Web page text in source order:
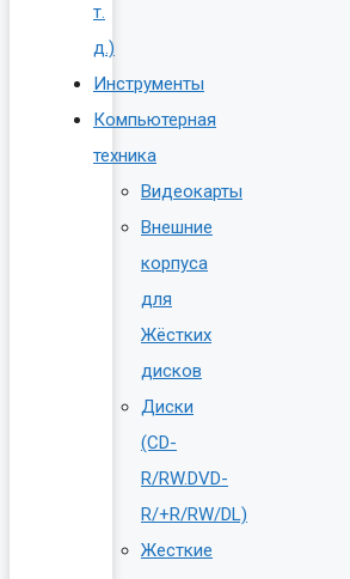
т.
д.)
Инструменты
Компьютерная
техника
Видеокарты
Внешние
корпуса
для
Жёстких
дисков
Диски
(CD-
R/RW.DVD-
R/+R/RW/DL)
Жесткие